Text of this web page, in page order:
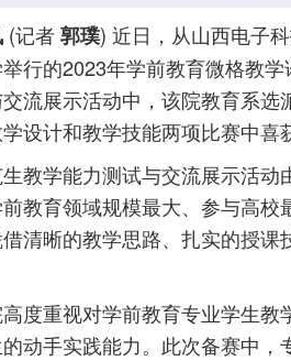
(记者郭璞) 近日，从山西电子
行的2023年学前教育微格教
流展示活动中，该院教育系
设计和教学技能两项比赛中喜
学能力测试与交流展示活动
教育领域规模最大、参与高
清晰的教学思路、扎实的授
重视对学前教育专业学生教
动手实践能力。此次备赛中